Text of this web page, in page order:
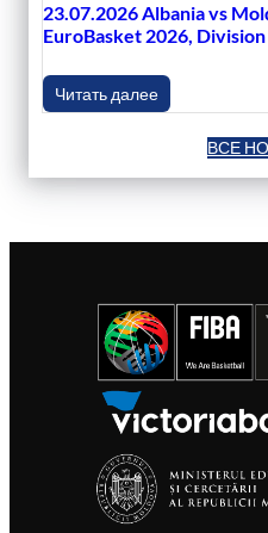
23.07.2026 Albania vs
EuroBasket 2026, Division
Читать далее
ВСЕ